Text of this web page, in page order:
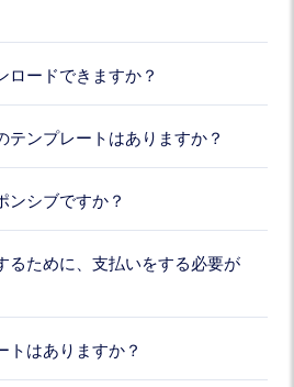
ロードできますか？
テンプレートはありますか？
ンシブですか？
るために、支払いをする必要が
トはありますか？